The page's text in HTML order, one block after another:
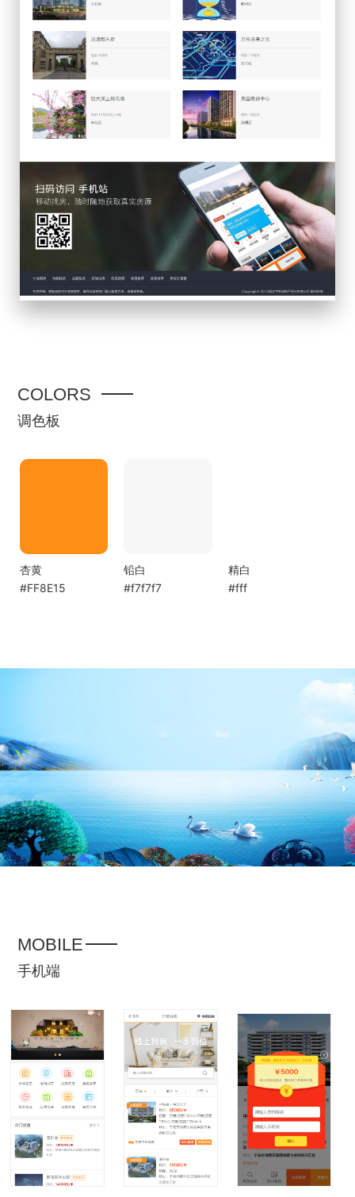
COLORS
调色板
杏黄
#FF8E15
铅白
#f7f7f7
精白
#fff
MOBILE
手机端